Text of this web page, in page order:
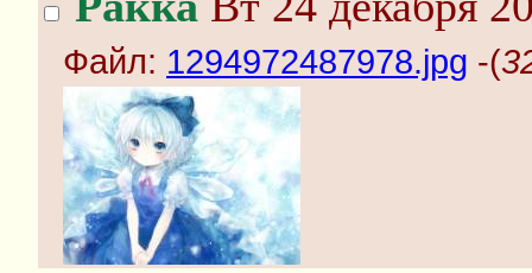
Файл: 1294972487978.jpg -(